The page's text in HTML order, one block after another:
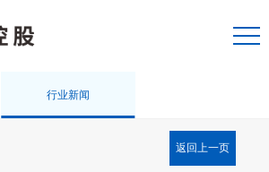
行业新闻
返回上一页